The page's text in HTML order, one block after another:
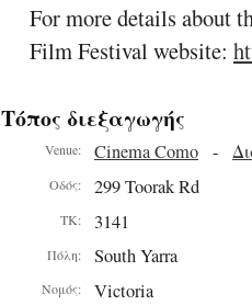
For more details about
Film Festival website:
Τόπος διεξαγωγής
Venue: Cinema Como -
Οδός: 299 Toorak Rd
ΤΚ: 3141
Πόλη: South Yarra
Νομός: Victoria